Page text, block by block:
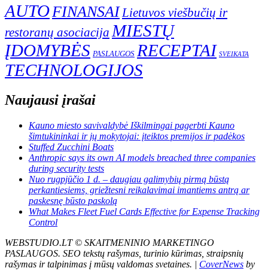
AUTO FINANSAI Lietuvos viešbučių ir
restoranų asociacija MIESTŲ
ĮDOMYBĖS PASLAUGOS RECEPTAI SVEIKATA
TECHNOLOGIJOS
Naujausi įrašai
Kauno miesto savivaldybė Iškilmingai pagerbti Kauno
šimtukininkai ir jų mokytojai: įteiktos premijos ir padėkos
Stuffed Zucchini Boats
Anthropic says its own AI models breached three companies
during security tests
Nuo rugpjūčio 1 d. – daugiau galimybių pirmą būstą
perkantiesiems, griežtesni reikalavimai imantiems antrą ar
paskesnę būsto paskolą
What Makes Fleet Fuel Cards Effective for Expense Tracking
Control
WEBSTUDIO.LT © SKAITMENINIO MARKETINGO
PASLAUGOS. SEO tekstų rašymas, turinio kūrimas, straipsnių
rašymas ir talpinimas į mūsų valdomas svetaines. | CoverNews by